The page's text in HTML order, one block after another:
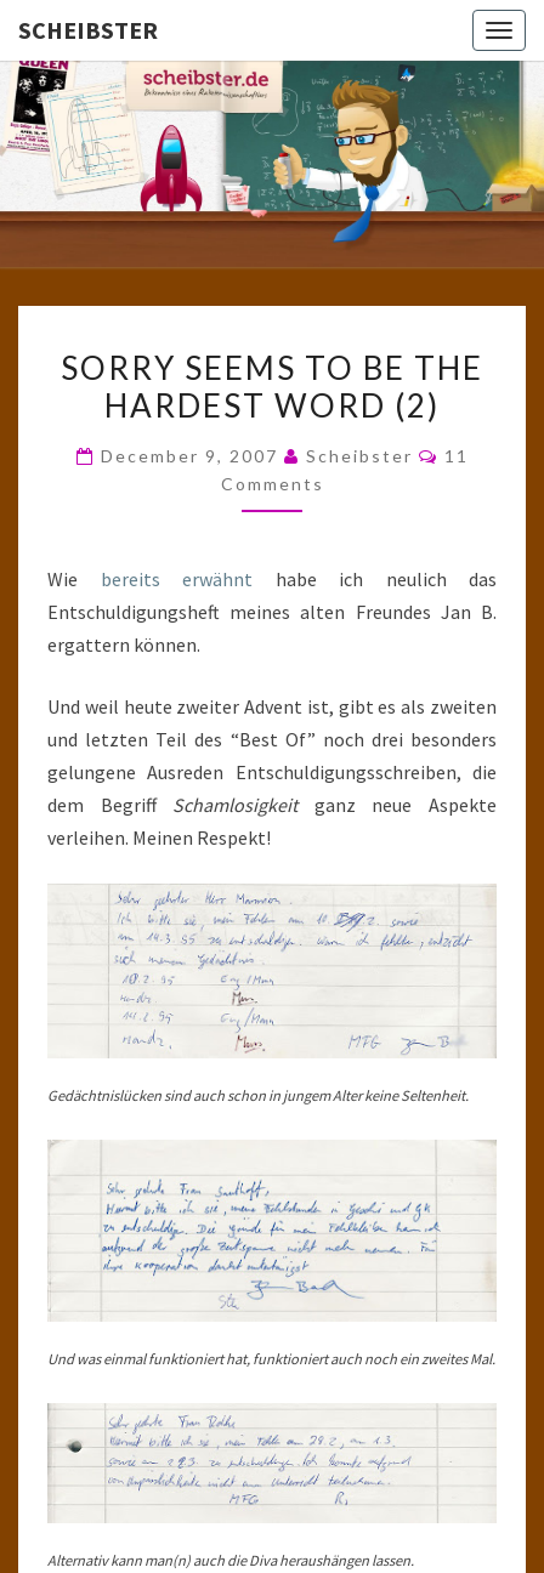
SCHEIBSTER
Gutbürgerliche
Reime Und
Mehr! In
Blogform.
School!
SEEMS
TO
THE
HARDEST
(2)
SORRY SEEMS TO BE THE
HARDEST WORD (2)
December 9, 2007 Scheibster Comments
11
Comments
Wie bereits erwähnt habe ich neulich das
Entschuldigungsheft meines alten Freundes Jan B.
ergattern können.
Und weil heute zweiter Advent ist, gibt es als zweiten
und letzten Teil des “Best Of” noch drei besonders
gelungene Ausreden Entschuldigungsschreiben, die
dem Begriff Schamlosigkeitganz neue Aspekte
verleihen. Meinen Respekt!
Gedächtnislücken sind auch schon in jungem Alter keine Seltenheit.
Und was einmal funktioniert hat, funktioniert auch noch ein zweites Mal.
Alternativ kann man(n) auch die Diva heraushängen lassen.